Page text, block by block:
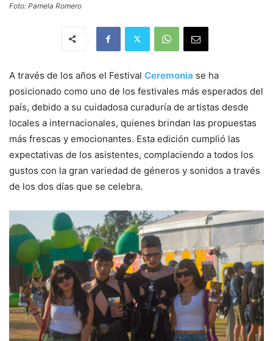
Foto: Pamela Romero
A través de los años el Festival Ceremonia se ha
posicionado como uno de los festivales más esperados del
país, debido a su cuidadosa curaduría de artistas desde
locales a internacionales, quienes brindan las propuestas
más frescas y emocionantes. Esta edición cumplió las
expectativas de los asistentes, complaciendo a todos los
gustos con la gran variedad de géneros y sonidos a través
de los dos días que se celebra.